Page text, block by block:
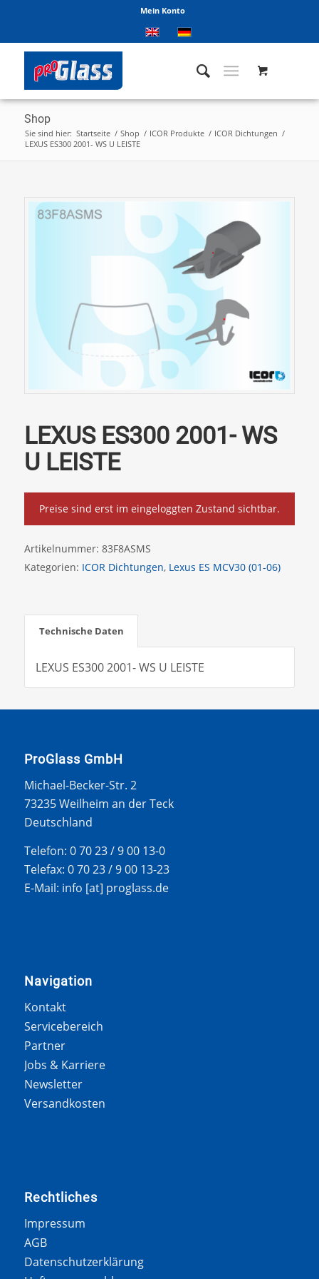
Mein Konto
Shop
Sie sind hier: Startseite / Shop / ICOR Produkte / ICOR Dichtungen /
LEXUS ES300 2001- WS U LEISTE
LEXUS ES300 2001- WS
U LEISTE
Preise sind erst im eingeloggten Zustand sichtbar.
Artikelnummer: 83F8ASMS
Kategorien: ICOR Dichtungen, Lexus ES MCV30 (01-06)
Technische Daten
LEXUS ES300 2001- WS U LEISTE
ProGlass GmbH
Michael-Becker-Str. 2
73235 Weilheim an der Teck
Deutschland
Telefon: 0 70 23 / 9 00 13-0
Telefax: 0 70 23 / 9 00 13-23
E-Mail: info [at] proglass.de
Navigation
Kontakt
Servicebereich
Partner
Jobs & Karriere
Newsletter
Versandkosten
Rechtliches
Impressum
AGB
Datenschutzerklärung